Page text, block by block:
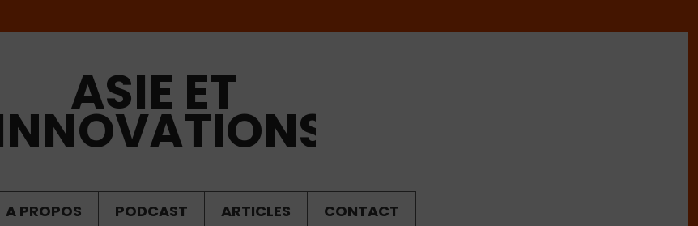
ASIE ET
A PROPOS PODCAST ARTICLES CONTACT